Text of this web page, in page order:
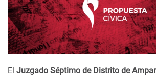
El Juzgado Séptimo de Distrito de